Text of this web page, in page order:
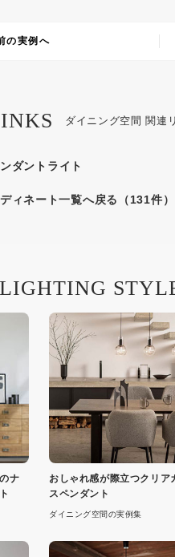
の実例へ
ダイニング空間 関連
ダントライト
ィネート一覧へ戻る（131件）
ナ
おしゃれ感が際立つクリア
スペンダント
ダイニング空間の実例集